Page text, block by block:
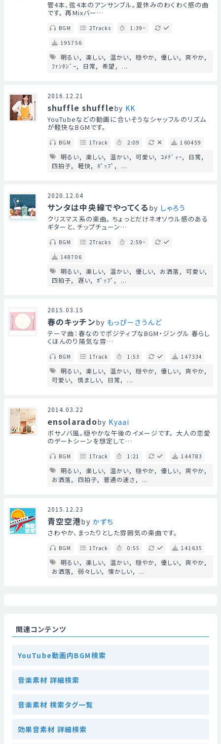
管4本、弦4本のアンサンブル。夏休みのわくわく感の曲
です。 再Mixバー…
BGM 2Tracks
1:39~
195756
明るい 楽しい 温かい 穏やか 優しい
爽やか
ﾌｧﾝﾀｼﾞｰ
日常 希望 ...
2016.12.21
shuffle shuffleby KK
YouTubeなどの動画に合いそうなシャッフルのリズム
が軽快なBGMです。
BGM 1Track 2:09 160459
明るい 楽しい 温かい 可愛い ｺﾒﾃﾞｨｰ
日常
四拍子
軽快 ﾎﾟｯﾌﾟ ...
2020.12.04
サンタは中央線でやってくる by しゃろう
クリスマス系の楽曲。 ちょっとだけネオソウル感のある
ギターと、チップチューン…
BGM 2Tracks
2:59~
148706
明るい 楽しい 温かい 優しい お洒落
可愛い
四拍子
遅い ﾎﾟｯﾌﾟ ...
2015.03.15
春のキッチンby もっぴーさうんど
テーマ曲：春なのでポジティブなBGM・ジングル 春らし
くほんのり陽気な雰…
BGM 1Track 1:53 147334
明るい 楽しい 温かい 穏やか 優しい
爽やか
可愛い
慎ましい 日常 ...
2014.03.22
ensolaradoby Kyaai
ボサノバ風。穏やかな午後のイメージです。 大人の恋愛
のデートシーンを想定して…
BGM 1Track 1:21 144783
明るい 楽しい 温かい 穏やか 優しい
爽やか
お洒落
四拍子 普通の速さ ...
2015.12.23
青空空港by かずち
さわやか、まったりとした雰囲気の楽曲です。
BGM 1Track 0:55 141635
明るい 楽しい 温かい 穏やか 優しい
爽やか
お洒落
弱々しい 懐かしい ...
関連コンテンツ
YouTube動画内BGM検索
音楽素材 詳細検索
音楽素材 検索タグ一覧
効果音素材 詳細検索